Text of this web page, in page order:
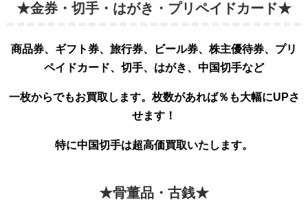
★金券・切手・はがき・プリペイドカード★
商品券、ギフト券、旅行券、ビール券、株主優待券、プリ
ペイドカード、切手、はがき、中国切手など
一枚からでもお買取します。枚数があれば％も大幅にUPさ
せます！
特に中国切手は超高価買取いたします。
★骨董品・古銭★